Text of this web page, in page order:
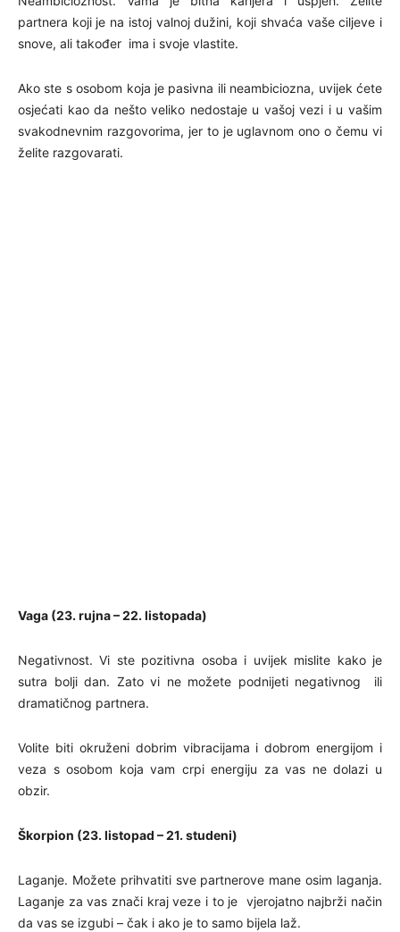
partnera koji je na istoj valnoj dužini, koji shvaća vaše ciljeve i
snove, ali također ima i svoje vlastite.
Ako ste s osobom koja je pasivna ili neambiciozna, uvijek ćete
osjećati kao da nešto veliko nedostaje u vašoj vezi i u vašim
svakodnevnim razgovorima, jer to je uglavnom ono o čemu vi
želite razgovarati.
Vaga (23. rujna – 22. listopada)
Negativnost. Vi ste pozitivna osoba i uvijek mislite kako je
sutra bolji dan. Zato vi ne možete podnijeti negativnog ili
dramatičnog partnera.
Volite biti okruženi dobrim vibracijama i dobrom energijom i
veza s osobom koja vam crpi energiju za vas ne dolazi u
obzir.
Škorpion (23. listopad – 21. studeni)
Laganje. Možete prihvatiti sve partnerove mane osim laganja.
Laganje za vas znači kraj veze i to je vjerojatno najbrži način
da vas se izgubi – čak i ako je to samo bijela laž.